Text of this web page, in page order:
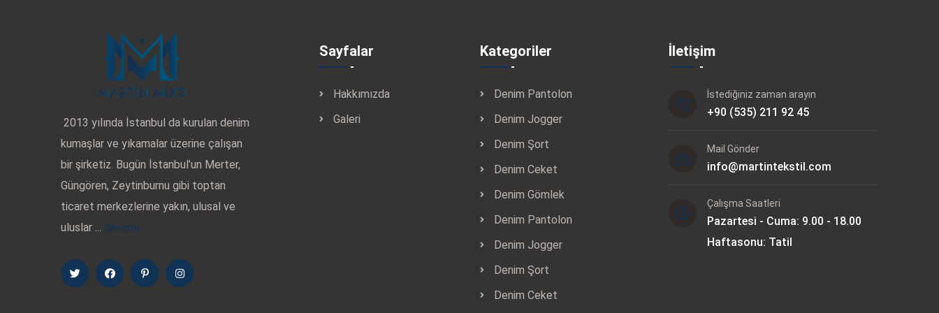
2013 yılında İstanbul da kurulan denim
kumaşlar ve yıkamalar üzerine çalışan
bir şirketiz. Bugün İstanbul’un Merter,
Güngören, Zeytinburnu gibi toptan
ticaret merkezlerine yakın, ulusal ve
uluslar ... devamı
Sayfalar
Hakkımızda
Galeri
Kategoriler
Denim Pantolon
Denim Jogger
Denim Şort
Denim Ceket
Denim Gömlek
Denim Pantolon
Denim Jogger
Denim Şort
Denim Ceket
İletişim
İstediğiniz zaman arayın
+90 (535) 211 92 45
Mail Gönder
info@martintekstil.com
Çalışma Saatleri
Pazartesi - Cuma: 9.00 - 18.00
Haftasonu: Tatil